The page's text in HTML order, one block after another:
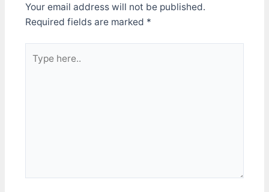
Your email address will not be published.
Required fields are marked *
here..